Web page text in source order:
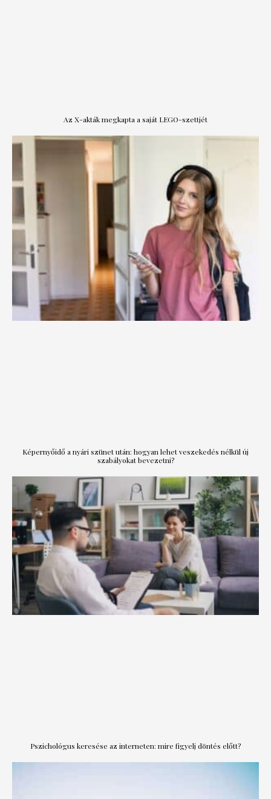
Az X-akták megkapta a saját LEGO-szettjét
Képernyőidő a nyári szünet után: hogyan lehet veszekedés nélkül új
szabályokat bevezetni?
Pszichológus keresése az interneten: mire figyelj döntés előtt?